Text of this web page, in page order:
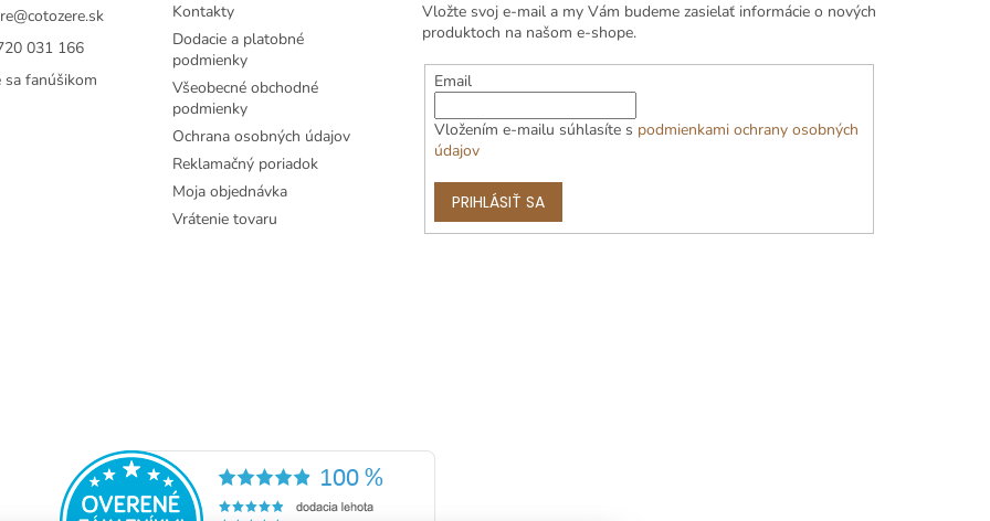
@cotozere.sk
031 166
sa fanúšikom
Kontakty
Dodacie a platobné
podmienky
Všeobecné obchodné
podmienky
Ochrana osobných údajov
Reklamačný poriadok
Moja objednávka
Vrátenie tovaru
Vložte svoj e-mail a my Vám budeme zasielať informácie o nových
produktoch na našom e-shope.
Email
Vložením e-mailu súhlasíte s podmienkami ochrany osobných
údajov
PRIHLÁSIŤ SA